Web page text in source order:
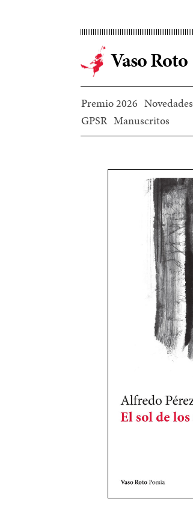
contenido
principalVaso Roto
Premio 2026 Novedades
GPSR Manuscritos